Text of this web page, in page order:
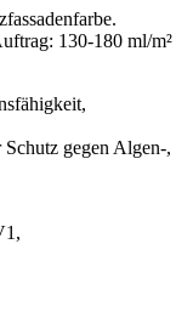
130-180 ml/m²
gegen Algen-,